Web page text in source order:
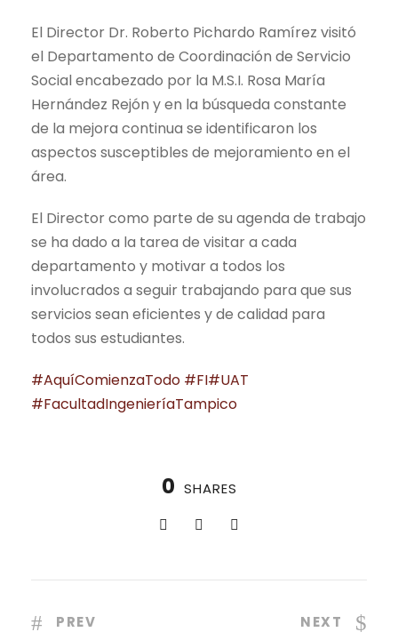
El Director Dr. Roberto Pichardo Ramírez visitó
el Departamento de Coordinación de Servicio
Social encabezado por la M.S.I. Rosa María
Hernández Rejón y en la búsqueda constante
de la mejora continua se identificaron los
aspectos susceptibles de mejoramiento en el
área.
El Director como parte de su agenda de trabajo
se ha dado a la tarea de visitar a cada
departamento y motivar a todos los
involucrados a seguir trabajando para que sus
servicios sean eficientes y de calidad para
todos sus estudiantes.
#AquíComienzaTodo #FI#UAT
#FacultadIngenieríaTampico
0 SHARES
PREV NEXT